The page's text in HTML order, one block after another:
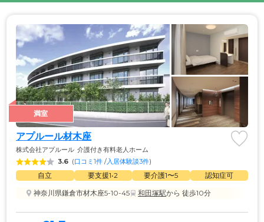
満室
アプルール材木座
株式会社アプルール 介護付き有料老人ホーム
3.6 (口コミ1件 /入居体験談3件)
自立 要支援1•2 要介護1〜5
認知症可
神奈川県鎌倉市材木座5-10-45
和田塚駅から 徒歩10分